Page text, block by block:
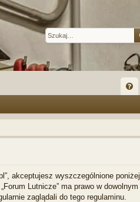
Q
akceptujesz wyszczególnione poniżej
Lutnicze” ma prawo w dowolnym
zaglądali do tego regulaminu.